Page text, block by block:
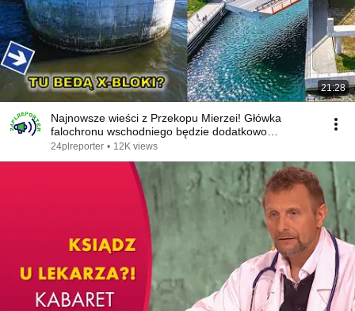
21:28
Najnowsze wieści z Przekopu Mierzei! Główka
falochronu wschodniego będzie dodatkowo
zabezpieczona.
24plreporter • 12K views